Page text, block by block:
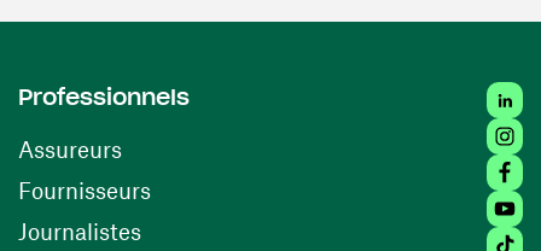
Professionnels
Assureurs
Fournisseurs(ouvre une nouvelle fenêtre)
Journalistes